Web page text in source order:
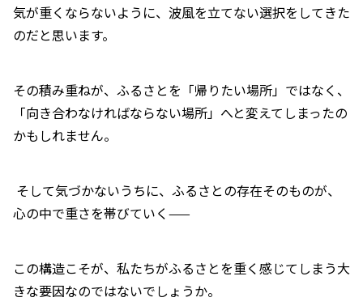
気が重くならないように、波風を立てない選択をしてきた
のだと思います。
その積み重ねが、ふるさとを「帰りたい場所」ではなく、
「向き合わなければならない場所」へと変えてしまったの
かもしれません。
そして気づかないうちに、ふるさとの存在そのものが、
心の中で重さを帯びていく——
この構造こそが、私たちがふるさとを重く感じてしまう大
きな要因なのではないでしょうか。